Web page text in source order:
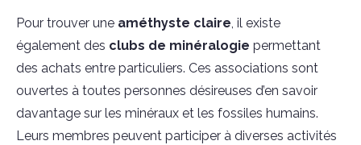
Pour trouver une améthyste claire, il existe
également des clubs de minéralogie permettant
des achats entre particuliers. Ces associations sont
ouvertes à toutes personnes désireuses d’en savoir
davantage sur les minéraux et les fossiles humains.
Leurs membres peuvent participer à diverses activités